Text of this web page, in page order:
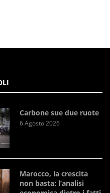
Carbone sue due ruote
6 Agosto 2026
Marocco, la crescita
non basta: l’analisi